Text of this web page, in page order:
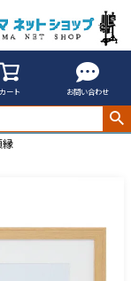
カート お問い合わせ
縁